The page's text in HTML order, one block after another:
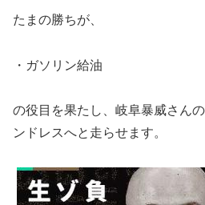
たまの勝ちが、
・ガソリン給油
の役目を果たし、岐阜暴威さん
ンドレスへと走らせます。